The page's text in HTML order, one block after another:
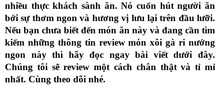
nhiều thực khách sành ăn. Nó cuốn hút người ăn
bởi sự thơm ngon và hương vị lưu lại trên đầu lưỡi.
Nếu bạn chưa biết đến món ăn này và đang cần tìm
kiếm những thông tin review món xôi gà ri nướng
ngon này thì hãy đọc ngay bài viết dưới đây.
Chúng tôi sẽ review một cách chân thật và tỉ mỉ
nhất. Cùng theo dõi nhé.